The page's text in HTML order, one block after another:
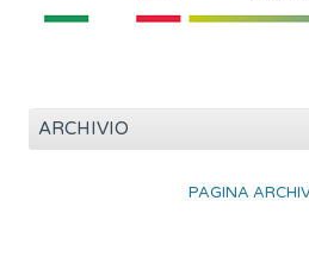
ARCHIVIO
PAGINA